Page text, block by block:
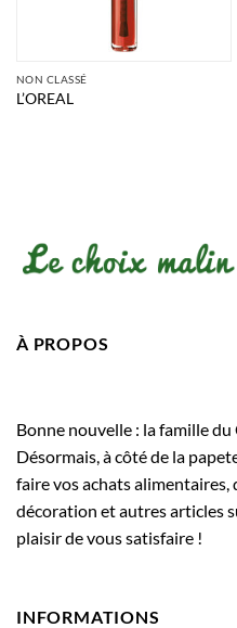
NON CLASSÉ
L’OREAL
À PROPOS
Bonne nouvelle : la famille
Désormais, à côté de la
faire vos achats alimentaires,
décoration et autres articles
plaisir de vous satisfaire !
INFORMATIONS